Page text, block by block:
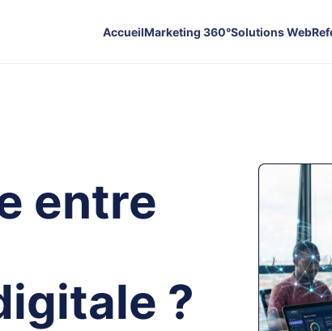
AccueilMarketing 360°Solutions Web
entre
?